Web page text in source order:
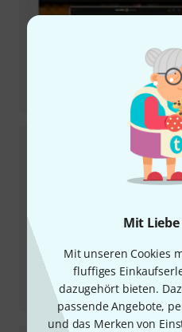
Mit
Mit unseren Cookies
fluffiges
dazugehört bieten.
passende Angebote,
und das Merken von
Testbericht
PMC Result6